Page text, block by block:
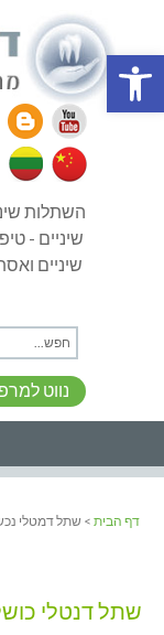
פתח סרגל
השתלות
שיניים -
נווט
דף הבית > שתל דמטלי
שתל דנטלי